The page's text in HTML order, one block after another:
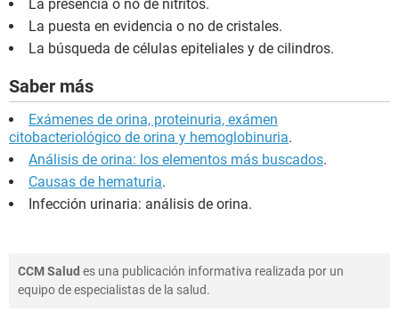
La presencia o no de nitritos.
La puesta en evidencia o no de cristales.
La búsqueda de células epiteliales y de cilindros.
Saber más
Exámenes de orina, proteinuria, exámen
citobacteriológico de orina y hemoglobinuria.
Análisis de orina: los elementos más buscados.
Causas de hematuria.
Infección urinaria: análisis de orina.
CCM Salud es una publicación informativa realizada por un
equipo de especialistas de la salud.